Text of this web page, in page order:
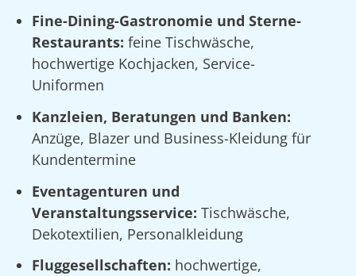
Fine-Dining-Gastronomie und Sterne-
Restaurants: feine Tischwäsche,
hochwertige Kochjacken, Service-
Uniformen
Kanzleien, Beratungen und Banken:
Anzüge, Blazer und Business-Kleidung für
Kundentermine
Eventagenturen und
Veranstaltungsservice: Tischwäsche,
Dekotextilien, Personalkleidung
Fluggesellschaften: hochwertige,